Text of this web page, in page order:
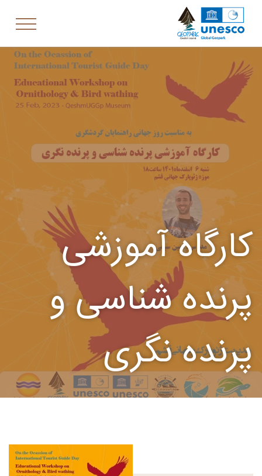
کارگاه آموزشی
پرنده شناسی و
پرنده نگری